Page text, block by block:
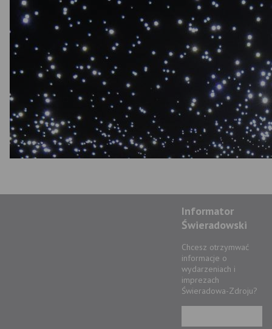
Informator
Świeradowski
Chcesz otrzymwać
informacje o
wydarzeniach i
imprezach
Świeradowa-Zdroju?